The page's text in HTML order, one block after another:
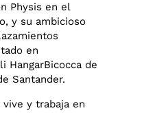
Physis en el
y su ambicioso
en
HangarBicocca de
Santander.
y trabaja en